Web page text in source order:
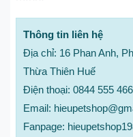
Thông tin liên hệ
Địa chỉ: 16 Phan Anh,
Thừa Thiên Huế
Điện thoại: 0844 555 466
Email:
Fanpage: